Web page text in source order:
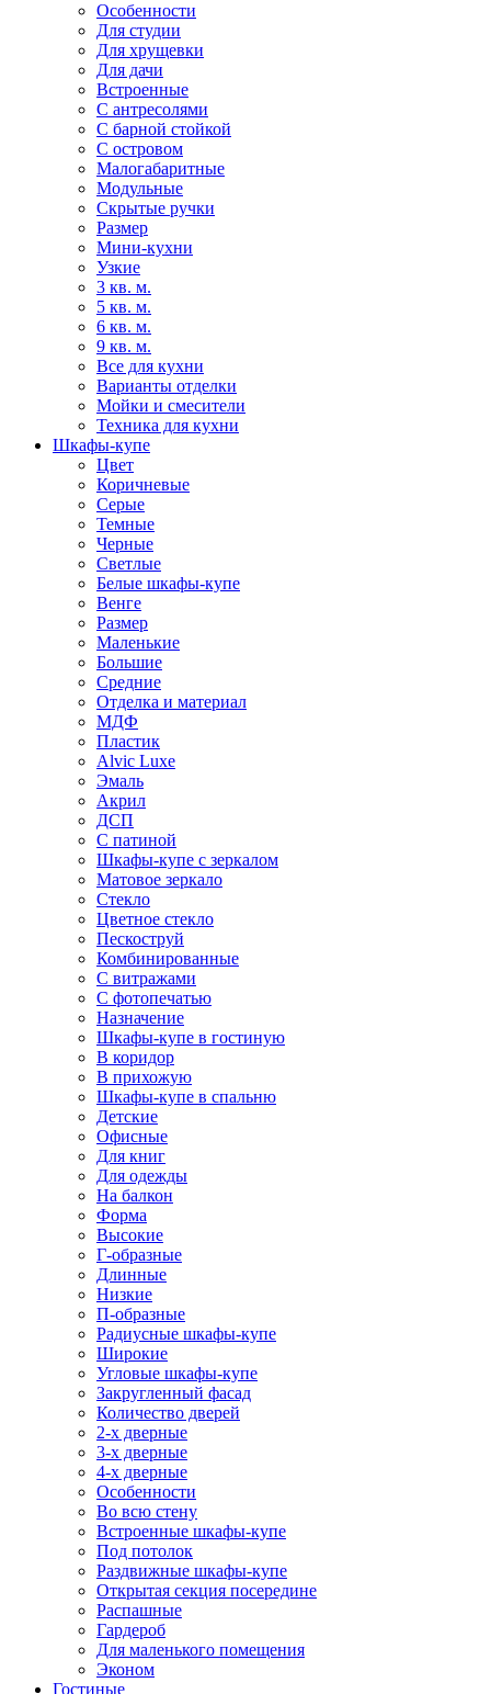
Особенности
Для студии
Для хрущевки
Для дачи
Встроенные
С антресолями
С барной стойкой
С островом
Малогабаритные
Модульные
Скрытые ручки
Размер
Мини-кухни
Узкие
3 кв. м.
5 кв. м.
6 кв. м.
9 кв. м.
Все для кухни
Варианты отделки
Мойки и смесители
Техника для кухни
Шкафы-купе
Цвет
Коричневые
Серые
Темные
Черные
Светлые
Белые шкафы-купе
Венге
Размер
Маленькие
Большие
Средние
Отделка и материал
МДФ
Пластик
Alvic Luxe
Эмаль
Акрил
ДСП
С патиной
Шкафы-купе с зеркалом
Матовое зеркало
Стекло
Цветное стекло
Пескоструй
Комбинированные
С витражами
С фотопечатью
Назначение
Шкафы-купе в гостиную
В коридор
В прихожую
Шкафы-купе в спальню
Детские
Офисные
Для книг
Для одежды
На балкон
Форма
Высокие
Г-образные
Длинные
Низкие
П-образные
Радиусные шкафы-купе
Широкие
Угловые шкафы-купе
Закругленный фасад
Количество дверей
2-х дверные
3-х дверные
4-х дверные
Особенности
Во всю стену
Встроенные шкафы-купе
Под потолок
Раздвижные шкафы-купе
Открытая секция посередине
Распашные
Гардероб
Для маленького помещения
Эконом
Гостиные